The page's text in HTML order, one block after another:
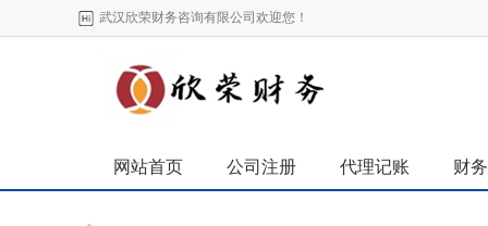
武汉欣荣财务咨询有限公司欢迎您！
网站首页 公司注册 代理记账 财